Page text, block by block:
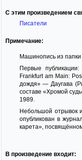
С этим произведением
Писатели
Примечание:
Машинопись из папки
Первые
Frankfurt am Main:
дождя» — Даугава
составе «Хромой
1989.
Небольшой отрывок
опубликован в
карета»,
В произведение входит: